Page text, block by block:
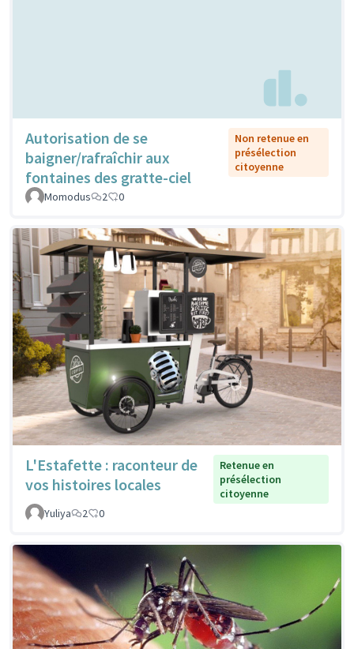
Autorisation de se
baigner/rafraîchir aux
fontaines des gratte-ciel
Non retenue en
présélection
citoyenne
Momodus 2 0
L'Estafette : raconteur de
vos histoires locales
Retenue en
présélection
citoyenne
Yuliya
2 0